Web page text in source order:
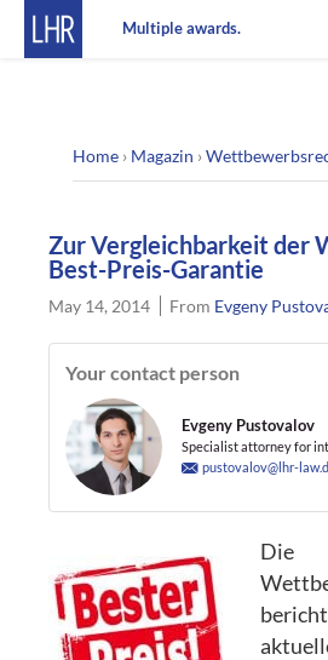
Multiple awards.
Home › Magazin ›
Zur Vergleichbarkeit der
Best-Preis-Garantie
May 14, 2014 From Evgeny
Your contact person
Evgeny Pustovalov
Specialist attorney for
pustovalov@lhr-
Die